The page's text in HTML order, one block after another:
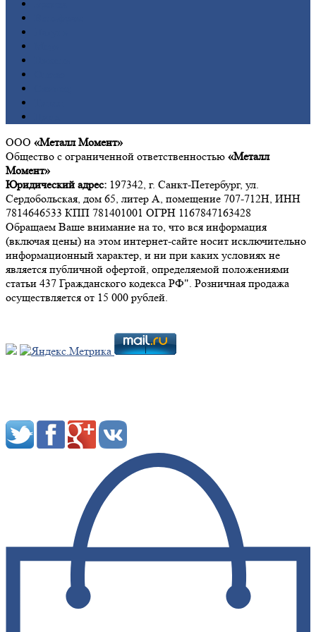
ООО «Металл Момент»
Общество с ограниченной ответственностью «Металл
Момент»
Юридический адрес: 197342, г. Санкт-Петербург, ул.
Сердобольская, дом 65, литер А, помещение 707-712Н, ИНН
7814646533 КПП 781401001 ОГРН 1167847163428
Обращаем Ваше внимание на то, что вся информация
(включая цены) на этом интернет-сайте носит исключительно
информационный характер, и ни при каких условиях не
является публичной офертой, определяемой положениями
статьи 437 Гражданского кодекса РФ". Розничная продажа
осуществляется от 15 000 рублей.